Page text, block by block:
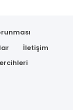
İletişim